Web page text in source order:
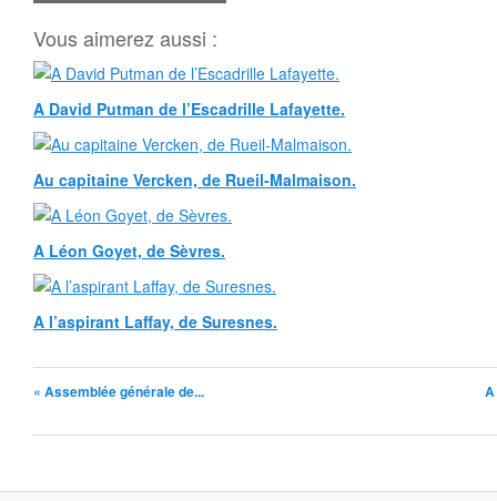
Vous aimerez aussi :
A David Putman de l’Escadrille Lafayette.
Au capitaine Vercken, de Rueil-Malmaison.
A Léon Goyet, de Sèvres.
A l’aspirant Laffay, de Suresnes.
« Assemblée générale de...